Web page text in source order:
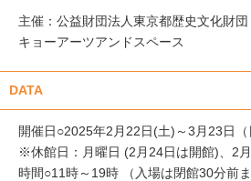
主催：公益財団法人東京都歴史文化財
キョーアーツアンドスペース
DATA
開催日○2025年2月22日(土)～3月23日（
※休館日：月曜日 (2月24日は開館)、2
時間○11時～19時 （入場は閉館30分前ま